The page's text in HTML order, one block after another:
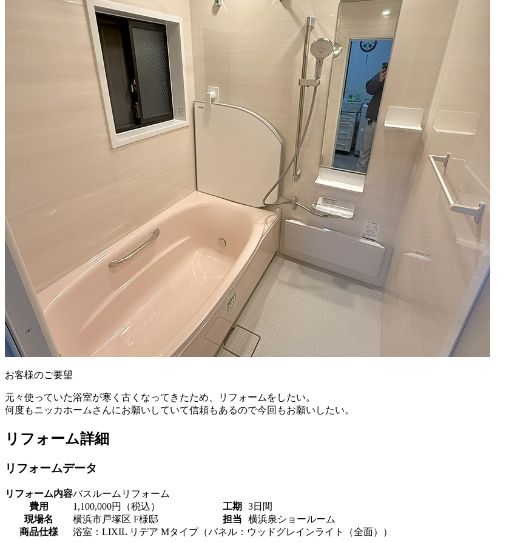
お客様のご要望
元々使っていた浴室が寒く古くなってきたため、リフォームをしたい。
何度もニッカホームさんにお願いしていて信頼もあるので今回もお願いしたい。
リフォーム詳細
リフォームデータ
リフォーム内容バスルームリフォーム
費用
1,100,000円（税込） 工期
3日間
現場名
横浜市戸塚区 F様邸 担当
横浜泉ショールーム
商品仕様
浴室：LIXIL リデア Mタイプ（パネル：ウッドグレインライト（全面））